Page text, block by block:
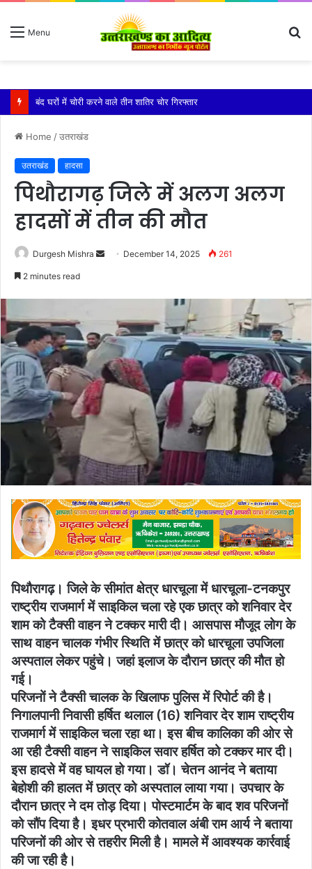
Menu
बारिश ने बढ़ाई दहशत, दरकने लगी जमीन, 10 परिवारों ने छोड़े घर
Home /उतराखंड
उतराखंड हादसा
पिथौरागढ़ जिले में अलग अलग
हादसों में तीन की मौत
Durgesh Mishra
Send December 14, 2025 261
2 minutes read
पिथौरागढ़। जिले के सीमांत क्षेत्र धारचूला में धारचूला-टनकपुर
राष्ट्रीय राजमार्ग में साइकिल चला रहे एक छात्र को शनिवार देर
शाम को टैक्सी वाहन ने टक्कर मारी दी। आसपास मौजूद लोग के
साथ वाहन चालक गंभीर स्थिति में छात्र को धारचूला उपजिला
अस्पताल लेकर पहुंचे। जहां इलाज के दौरान छात्र की मौत हो
गई।
परिजनों ने टैक्सी चालक के खिलाफ पुलिस में रिपोर्ट की है।
निगालपानी निवासी हर्षित थलाल (16) शनिवार देर शाम राष्ट्रीय
राजमार्ग में साइकिल चला रहा था। इस बीच कालिका की ओर से
आ रही टैक्सी वाहन ने साइकिल सवार हर्षित को टक्कर मार दी।
इस हादसे में वह घायल हो गया। डॉ। चेतन आनंद ने बताया
बेहोशी की हालत में छात्र को अस्पताल लाया गया। उपचार के
दौरान छात्र ने दम तोड़ दिया। पोस्टमार्टम के बाद शव परिजनों
को सौंप दिया है। इधर प्रभारी कोतवाल अंबी राम आर्य ने बताया
परिजनों की ओर से तहरीर मिली है। मामले में आवश्यक कार्रवाई
की जा रही है।